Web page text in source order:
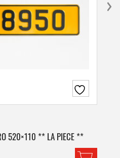
520×110 ** LA PIECE **